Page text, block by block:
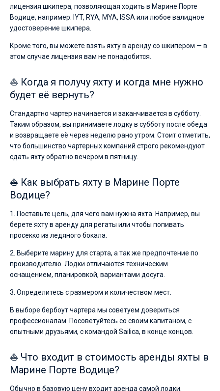
лицензия шкипера, позволяющая ходить в Марине Порте
Водице, например: IYT, RYA, MYA, ISSA или любое валидное
удостоверение шкипера.
Кроме того, вы можете взять яхту в аренду со шкипером — в
этом случае лицензия вам не понадобится.
⛵ Когда я получу яхту и когда мне нужно
будет её вернуть?
Стандартно чартер начинается и заканчивается в субботу.
Таким образом, вы принимаете лодку в субботу после обеда
и возвращаете её через неделю рано утром. Стоит отметить,
что большинство чартерных компаний строго рекомендуют
сдать яхту обратно вечером в пятницу.
⛵ Как выбрать яхту в Марине Порте
Водице?
1. Поставьте цель, для чего вам нужна яхта. Например, вы
берете яхту в аренду для регаты или чтобы попивать
просекко из ледяного бокала.
2. Выберите марину для старта, а так же предпочтение по
производителю. Лодки отличаются техническим
оснащением, планировкой, вариантами досуга.
3. Определитесь с размером и количеством мест.
В выборе бербоут чартера мы советуем довериться
профессионалам. Посоветуйтесь со своим капитаном, с
опытными друзьями, с командой Sailica, в конце концов.
⛵ Что входит в стоимость аренды яхты в
Марине Порте Водице?
Обычно в базовую цену входит аренда самой лодки.